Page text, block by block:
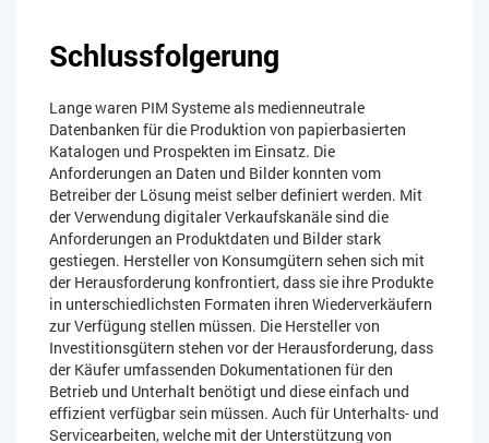
Schlussfolgerung
Lange waren PIM Systeme als medienneutrale
Datenbanken für die Produktion von papierbasierten
Katalogen und Prospekten im Einsatz. Die
Anforderungen an Daten und Bilder konnten vom
Betreiber der Lösung meist selber definiert werden. Mit
der Verwendung digitaler Verkaufskanäle sind die
Anforderungen an Produktdaten und Bilder stark
gestiegen. Hersteller von Konsumgütern sehen sich mit
der Herausforderung konfrontiert, dass sie ihre Produkte
in unterschiedlichsten Formaten ihren Wiederverkäufern
zur Verfügung stellen müssen. Die Hersteller von
Investitionsgütern stehen vor der Herausforderung, dass
der Käufer umfassenden Dokumentationen für den
Betrieb und Unterhalt benötigt und diese einfach und
effizient verfügbar sein müssen. Auch für Unterhalts- und
Servicearbeiten, welche mit der Unterstützung von